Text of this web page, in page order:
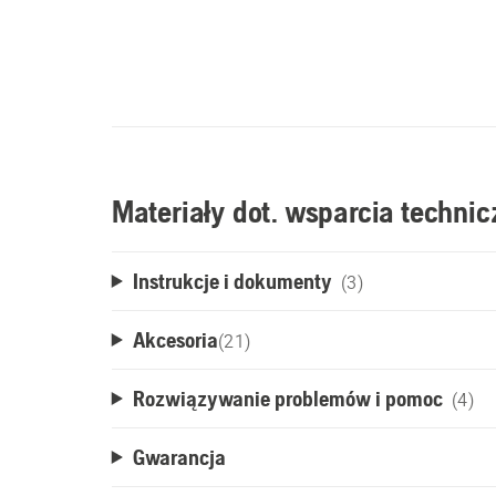
Materiały dot. wsparcia
Instrukcje i dokumenty (3)
Akcesoria(21)
Rozwiązywanie problemów i pomoc (4)
Gwarancja